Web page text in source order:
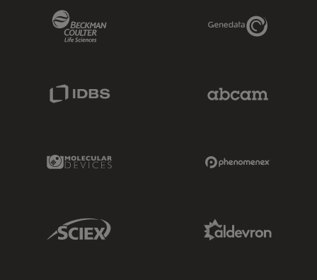
Genedata Link
Molecular Devices Link
Sciex Link